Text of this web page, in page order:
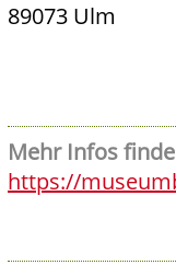
89073 Ulm
Mehr Infos
https://